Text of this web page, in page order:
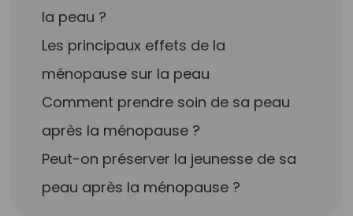
la peau ?
Les principaux effets de la
ménopause sur la peau
Comment prendre soin de sa peau
après la ménopause ?
Peut-on préserver la jeunesse de sa
peau après la ménopause ?